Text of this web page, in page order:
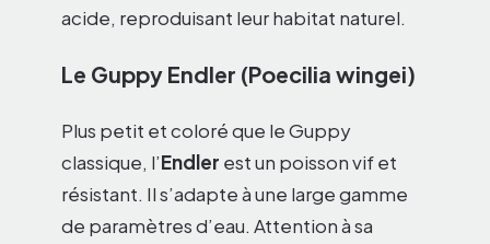
acide, reproduisant leur habitat naturel.
Le Guppy Endler (Poecilia wingei)
Plus petit et coloré que le Guppy
classique, l’Endler est un poisson vif et
résistant. Il s’adapte à une large gamme
de paramètres d’eau. Attention à sa